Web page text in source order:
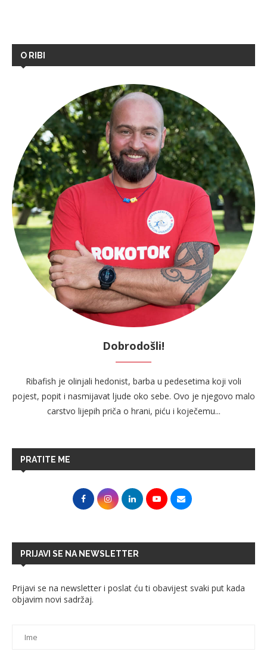
O RIBI
Dobrodošli!
Ribafish je olinjali hedonist, barba u pedesetima koji voli
pojest, popit i nasmijavat ljude oko sebe. Ovo je njegovo malo
carstvo lijepih priča o hrani, piću i koječemu...
PRATITE ME
PRIJAVI SE NA NEWSLETTER
Prijavi se na newsletter i poslat ću ti obavijest svaki put kada
objavim novi sadržaj.